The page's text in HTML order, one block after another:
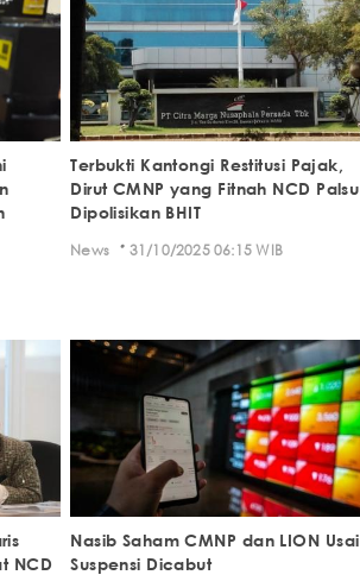
Terbukti Kantongi Restitusi Pajak,
Dirut CMNP yang Fitnah NCD Palsu
Dipolisikan BHIT
News · 31/10/2025 06:15 WIB
NCD
Nasib Saham CMNP dan LION Usai
Suspensi Dicabut